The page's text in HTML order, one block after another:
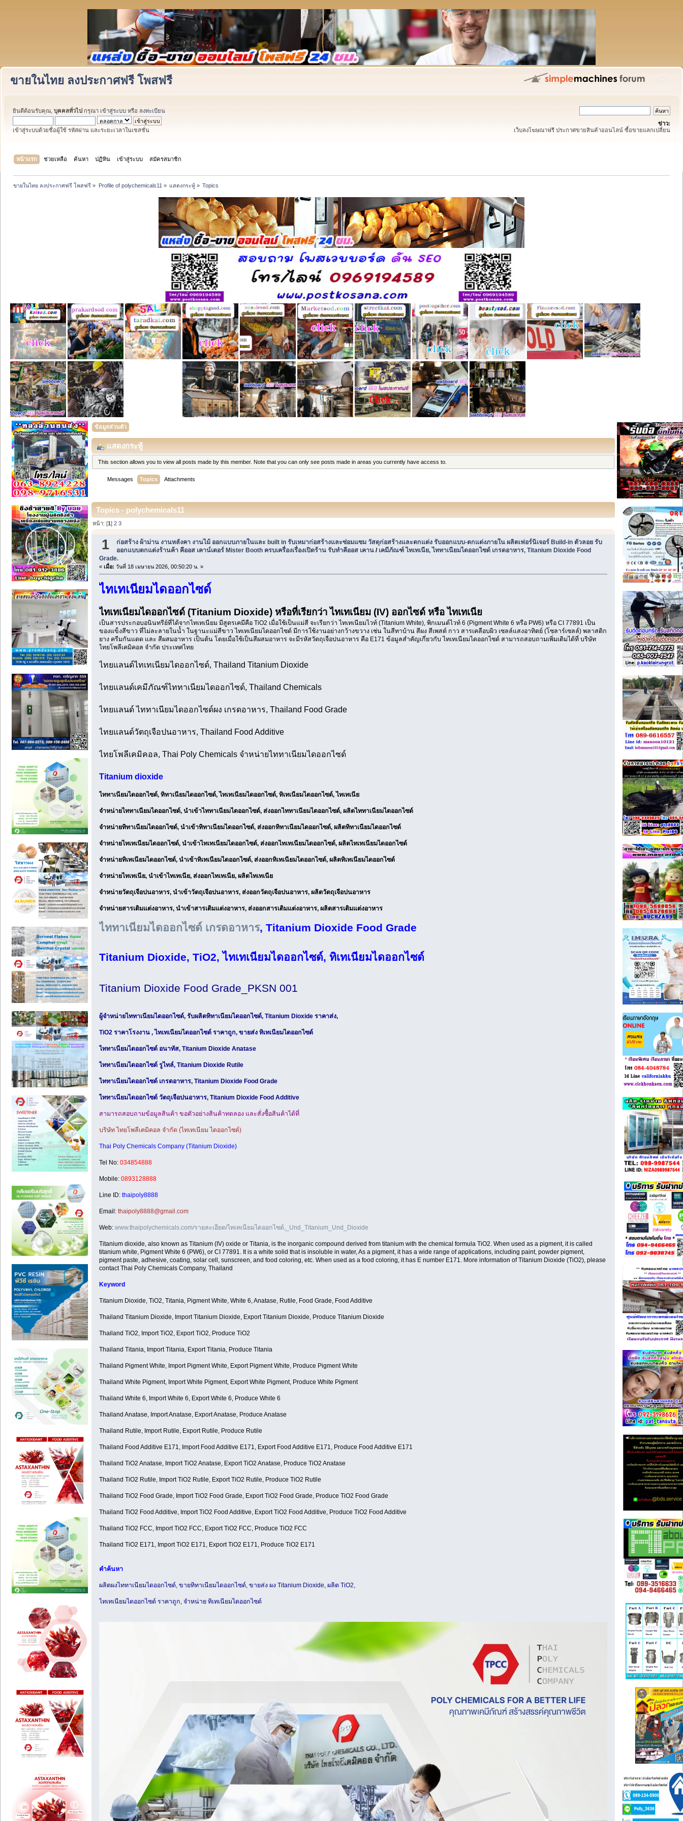
ขายในไทย ลงประกาศฟรี โพสฟรี
ยินดีต้อนรับคุณ, บุคคลทั่วไป กรุณา เข้าสู่ระบบ หรือ ลงทะเบียน
เข้าสู่ระบบด้วยชื่อผู้ใช้ รหัสผ่าน และระยะเวลาในเซสชั่น
ข่าว:
เว็บลงโฆษณาฟรี ประกาศขายสินค้าออนไลน์ ซื้อขายแลกเปลี่ยน
หน้าแรก ช่วยเหลือ ค้นหา ปฏิทิน เข้าสู่ระบบ สมัครสมาชิก
ขายในไทย ลงประกาศฟรี โพสฟรี » Profile of polychemicals11 » แสดงกระทู้» Topics
ข้อมูลส่วนตัว
แสดงกระทู้
This section allows you to view all posts made by this member. Note that you can only see posts made in areas you currently have access to.
Messages Topics Attachments
Topics - polychemicals11
หน้า: [1]2 3
1
ก่อสร้าง ผ้าม่าน งานหลังคา งานไม้ ออกแบบภายในและ built in รับเหมาก่อสร้างและซ่อมแซม วัสดุก่อสร้างและตกแต่ง รับออกแบบ-ตกแต่งภายใน ผลิตเฟอร์นิเจอร์ Build-in ตัวลอย รับ
ออกแบบตกแต่งร้านค้า คีออส เคาน์เตอร์ Mister Booth ครบเครื่องเรื่องเปิดร้าน รับทำคีออส เคาน / เคมีภัณฑ์ ไทเทเนีย, ไททาเนียมไดออกไซด์ เกรดอาหาร, Titanium Dioxide Food
Grade.
« เมื่อ: วันที่ 18 เมษายน 2026, 00:50:20 น. »
ไทเทเนียมไดออกไซด์
ไทเทเนียมไดออกไซด์ (Titanium Dioxide) หรือที่เรียกว่า ไทเทเนียม (IV) ออกไซด์ หรือ ไทเทเนีย
เป็นสารประกอบอนินทรีย์ที่ได้จากไทเทเนียม มีสูตรเคมีคือ TiO2 เมื่อใช้เป็นแม่สี จะเรียกว่า ไทเทเนียมไวท์ (Titanium White), พิกเมนต์ไวท์ 6 (Pigment White 6 หรือ PW6) หรือ CI 77891 เป็น
ของแข็งสีขาว ที่ไม่ละลายในน้ำ ในฐานะแม่สีขาว ไทเทเนียมไดออกไซด์ มีการใช้งานอย่างกว้างขวาง เช่น ในสีทาบ้าน สีผง สีเพสต์ กาว สารเคลือบผิว เซลล์แสงอาทิตย์ (โซลาร์เซลล์) พลาสติก
ยาง ครีมกันแดด และ สีผสมอาหาร เป็นต้น โดยเมื่อใช้เป็นสีผสมอาหาร จะมีรหัสวัตถุเจือปนอาหาร คือ E171 ข้อมูลสำคัญเกี่ยวกับ ไทเทเนียมไดออกไซด์ สามารถสอบถามเพิ่มเติมได้ที่ บริษัท
ไทยโพลีเคมิคอล จำกัด ประเทศไทย
ไทยแลนด์ไทเทเนียมไดออกไซด์, Thailand Titanium Dioxide
ไทยแลนด์เคมีภัณฑ์ไททาเนียมไดออกไซด์, Thailand Chemicals
ไทยแลนด์ ไททาเนียมไดออกไซด์ผง เกรดอาหาร, Thailand Food Grade
ไทยแลนด์วัตถุเจือปนอาหาร, Thailand Food Additive
ไทยโพลีเคมิคอล, Thai Poly Chemicals จำหน่ายไททาเนียมไดออกไซด์
Titanium dioxide
ไททาเนียมไดออกไซด์, ทิทาเนียมไดออกไซด์, ไทเทเนียมไดออกไซด์, ทิเทเนียมไดออกไซด์, ไทเทเนีย
จำหน่ายไททาเนียมไดออกไซด์, นำเข้าไททาเนียมไดออกไซด์, ส่งออกไททาเนียมไดออกไซด์, ผลิตไททาเนียมไดออกไซด์
จำหน่ายทิทาเนียมไดออกไซด์, นำเข้าทิทาเนียมไดออกไซด์, ส่งออกทิทาเนียมไดออกไซด์, ผลิตทิทาเนียมไดออกไซด์
จำหน่ายไทเทเนียมไดออกไซด์, นำเข้าไทเทเนียมไดออกไซด์, ส่งออกไทเทเนียมไดออกไซด์, ผลิตไทเทเนียมไดออกไซด์
จำหน่ายทิเทเนียมไดออกไซด์, นำเข้าทิเทเนียมไดออกไซด์, ส่งออกทิเทเนียมไดออกไซด์, ผลิตทิเทเนียมไดออกไซด์
จำหน่ายไทเทเนีย, นำเข้าไทเทเนีย, ส่งออกไทเทเนีย, ผลิตไทเทเนีย
จำหน่ายวัตถุเจือปนอาหาร, นำเข้าวัตถุเจือปนอาหาร, ส่งออกวัตถุเจือปนอาหาร, ผลิตวัตถุเจือปนอาหาร
จำหน่ายสารเติมแต่งอาหาร, นำเข้าสารเติมแต่งอาหาร, ส่งออกสารเติมแต่งอาหาร, ผลิตสารเติมแต่งอาหาร
ไททาเนียมไดออกไซด์ เกรดอาหาร, Titanium Dioxide Food Grade
Titanium Dioxide, TiO2, ไทเทเนียมไดออกไซด์, ทิเทเนียมไดออกไซด์
Titanium Dioxide Food Grade_PKSN 001
ผู้จำหน่ายไททาเนียมไดออกไซด์, รับผลิตทิทาเนียมไดออกไซด์, Titanium Dioxide ราคาส่ง,
TiO2 ราคาโรงงาน , ไทเทเนียมไดออกไซด์ ราคาถูก, ขายส่ง ทิเทเนียมไดออกไซด์
ไททาเนียมไดออกไซด์ อนาทัส, Titanium Dioxide Anatase
ไททาเนียมไดออกไซด์ รูไทล์, Titanium Dioxide Rutile
ไททาเนียมไดออกไซด์ เกรดอาหาร, Titanium Dioxide Food Grade
ไททาเนียมไดออกไซด์ วัตถุเจือปนอาหาร, Titanium Dioxide Food Additive
สามารถสอบถามข้อมูลสินค้า ขอตัวอย่างสินค้าทดลอง และสั่งซื้อสินค้าได้ที่
บริษัท ไทยโพลีเคมิคอล จำกัด (ไทเทเนียม ไดออกไซด์)
Thai Poly Chemicals Company (Titanium Dioxide)
Tel No: 034854888
Mobile: 0893128888
Line ID:thaipoly8888
Email:thaipoly8888@gmail.com
Web: www.thaipolychemicals.com/รายละเอียด/ไทเทเนียมไดออกไซด์,_Und_Titanium_Und_Dioxide
Titanium dioxide, also known as Titanium (IV) oxide or Titania, is the inorganic compound derived from titanium with the chemical formula TiO2. When used as a pigment, it is called
titanium white, Pigment White 6 (PW6), or CI 77891. It is a white solid that is insoluble in water, As a pigment, it has a wide range of applications, including paint, powder pigment,
pigment paste, adhesive, coating, solar cell, sunscreen, and food coloring, etc. When used as a food coloring, it has E number E171. More information of Titanium Dioxide (TiO2), please
contact Thai Poly Chemicals Company, Thailand
Keyword
Titanium Dioxide, TiO2, Titania, Pigment White, White 6, Anatase, Rutile, Food Grade, Food Additive
Thailand Titanium Dioxide, Import Titanium Dioxide, Export Titanium Dioxide, Produce Titanium Dioxide
Thailand TiO2, Import TiO2, Export TiO2, Produce TiO2
Thailand Titania, Import Titania, Export Titania, Produce Titania
Thailand Pigment White, Import Pigment White, Export Pigment White, Produce Pigment White
Thailand White Pigment, Import White Pigment, Export White Pigment, Produce White Pigment
Thailand White 6, Import White 6, Export White 6, Produce White 6
Thailand Anatase, Import Anatase, Export Anatase, Produce Anatase
Thailand Rutile, Import Rutile, Export Rutile, Produce Rutile
Thailand Food Additive E171, Import Food Additive E171, Export Food Additive E171, Produce Food Additive E171
Thailand TiO2 Anatase, Import TiO2 Anatase, Export TiO2 Anatase, Produce TiO2 Anatase
Thailand TiO2 Rutile, Import TiO2 Rutile, Export TiO2 Rutile, Produce TiO2 Rutile
Thailand TiO2 Food Grade, Import TiO2 Food Grade, Export TiO2 Food Grade, Produce TiO2 Food Grade
Thailand TiO2 Food Additive, Import TiO2 Food Additive, Export TiO2 Food Additive, Produce TiO2 Food Additive
Thailand TiO2 FCC, Import TiO2 FCC, Export TiO2 FCC, Produce TiO2 FCC
Thailand TiO2 E171, Import TiO2 E171, Export TiO2 E171, Produce TiO2 E171
คำค้นหา
ผลิตผงไททาเนียมไดออกไซด์, ขายทิทาเนียมไดออกไซด์, ขายส่ง ผง Titanium Dioxide, ผลิต TiO2,
ไทเทเนียมไดออกไซด์ ราคาถูก, จำหน่าย ทิเทเนียมไดออกไซด์